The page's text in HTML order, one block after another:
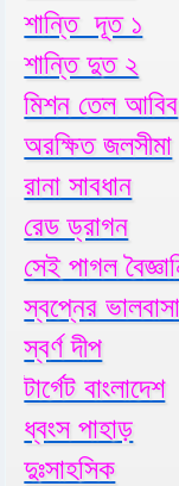
শান্তি দূত ১
শান্তি দুত ২
মিশন তেল আবিব
অরক্ষিত জলসীমা
রানা সাবধান
রেড ড্রাগন
সেই পাগল
স্বপ্নের
স্বর্ণ দীপ
টার্গেট বাংলাদেশ
ধ্বংস পাহাড়
দুঃসাহসিক